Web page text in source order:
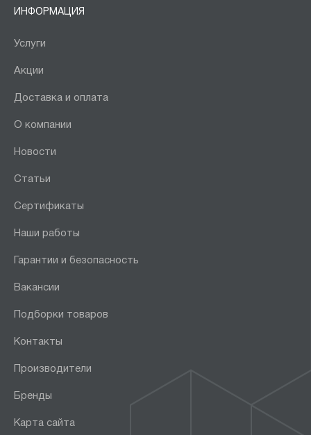
ИНФОРМАЦИЯ
Услуги
Акции
Доставка и оплата
О компании
Новости
Статьи
Сертификаты
Наши работы
Гарантии и безопасность
Вакансии
Подборки товаров
Контакты
Производители
Бренды
Карта сайта